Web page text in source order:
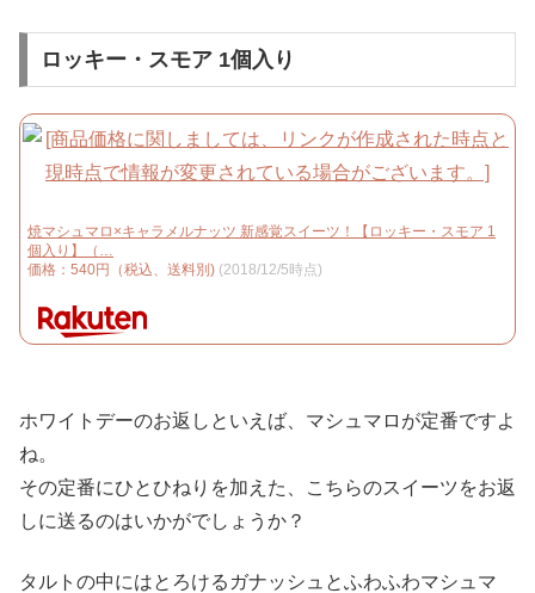
ロッキー・スモア 1個入り
焼マシュマロ×キャラメルナッツ 新感覚スイーツ！【ロッキー・スモア 1
個入り】（…
価格：540円（税込、送料別) (2018/12/5時点)
ホワイトデーのお返しといえば、マシュマロが定番ですよ
ね。
その定番にひとひねりを加えた、こちらのスイーツをお返
しに送るのはいかがでしょうか？
タルトの中にはとろけるガナッシュとふわふわマシュマ